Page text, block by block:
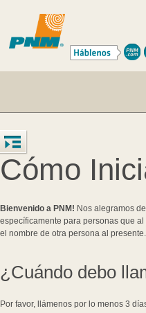
Cómo
Bienvenido a PNM! Nos alegramos
específicamente para personas que
el nombre de otra persona al presente.
¿Cuándo debo
Por favor, llámenos por lo menos 3